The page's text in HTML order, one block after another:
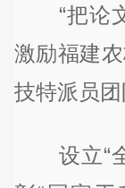
“把论文
激励福建
技特派员团
设立“全